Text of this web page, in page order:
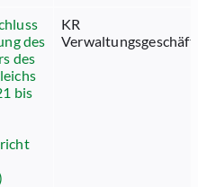
des
des
bis
KR
Verwaltungsgeschäft